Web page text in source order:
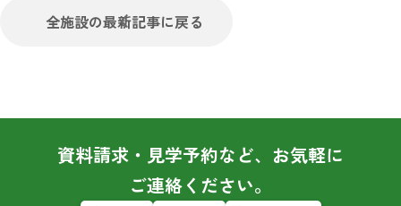
全施設の最新記事に戻る
資料請求・見学予約など、お気軽に
ご連絡ください。